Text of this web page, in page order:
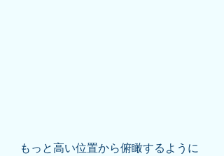
もっと高い位置から俯瞰するように